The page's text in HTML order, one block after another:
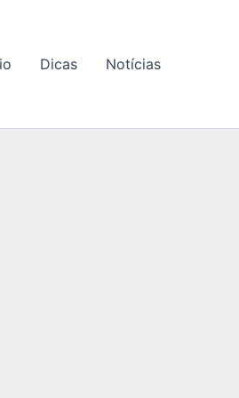
Dicas Notícias